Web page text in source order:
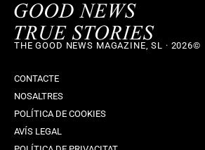
THE GOOD NEWS MAGAZINE, SL · 2026©
CONTACTE
NOSALTRES
POLÍTICA DE COOKIES
AVÍS LEGAL